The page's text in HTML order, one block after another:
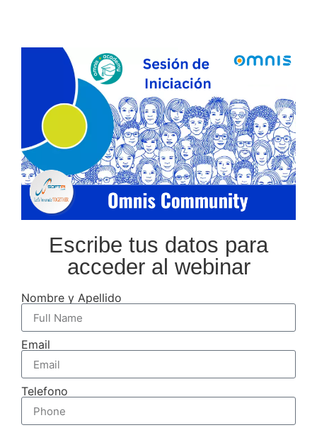
Escribe tus datos para
acceder al webinar
Nombre y Apellido
Email
Telefono